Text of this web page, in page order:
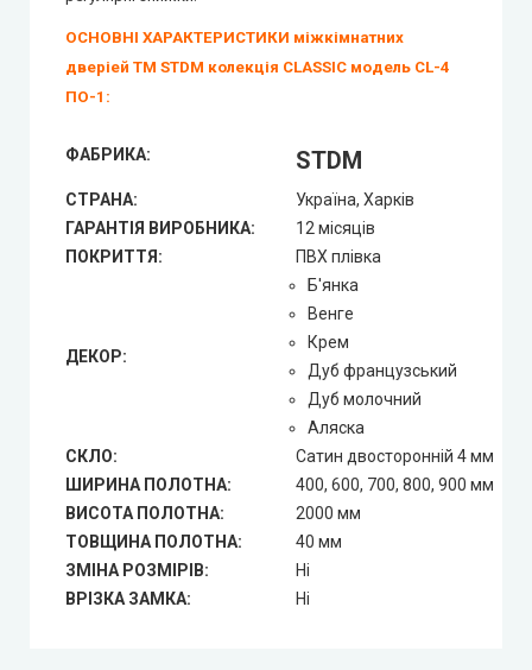
ОСНОВНІ ХАРАКТЕРИСТИКИ міжкімнатних
дверіей ТМ STDM колекція CLASSIC модель СL-4
ПО-1:
ФАБРИКА: STDM
СТРАНА:
Україна, Харків
ГАРАНТІЯ ВИРОБНИКА:
12 місяців
ПОКРИТТЯ:
ПВХ плівка
ДЕКОР:
Б'янка
Венге
Крем
Дуб французський
Дуб молочний
Аляска
СКЛО:
Сатин двосторонній 4 мм
ШИРИНА ПОЛОТНА:
400, 600, 700, 800, 900 мм
ВИСОТА ПОЛОТНА:
2000 мм
ТОВЩИНА ПОЛОТНА:
40 мм
ЗМІНА РОЗМІРІВ:
Ні
ВРІЗКА ЗАМКА:
Ні